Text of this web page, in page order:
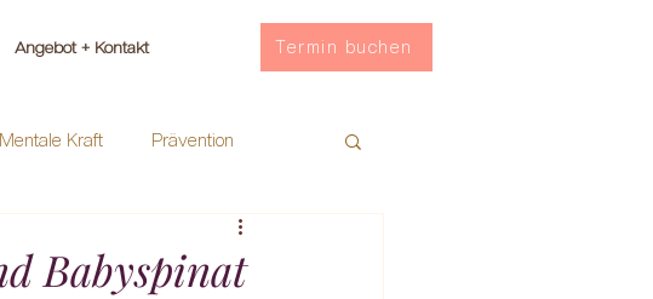
Angebot + Kontakt Termin buchen
Mentale Kraft Prävention
Babyspinat